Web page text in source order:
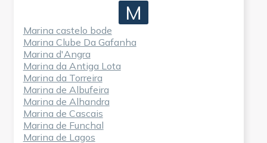
M
Marina castelo bode
Marina Clube Da Gafanha
Marina d'Angra
Marina da Antiga Lota
Marina da Torreira
Marina de Albufeira
Marina de Alhandra
Marina de Cascais
Marina de Funchal
Marina de Lagos